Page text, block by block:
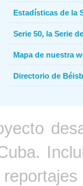
Estadísticas de la
Serie 50, la Serie
Mapa de nuestra
Directorio de